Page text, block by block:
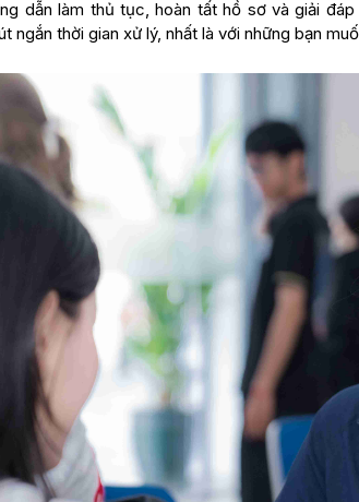
dẫn làm thủ tục, hoàn tất hồ sơ và giải
ngắn thời gian xử lý, nhất là với những bạn